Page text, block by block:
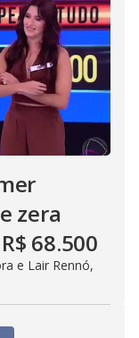
zera
68.500
e Lair Rennó,